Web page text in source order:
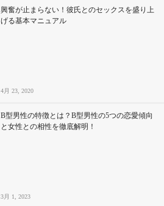
興奮が止まらない！彼氏とのセックスを盛り上
げる基本マニュアル
4月 23, 2020
B型男性の特徴とは？B型男性の5つの恋愛傾向
と女性との相性を徹底解明！
3月 1, 2023